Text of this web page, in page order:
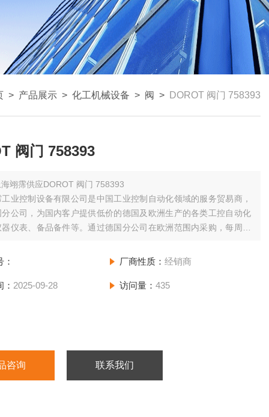
> 产品展示 > 化工机械设备 > 阀 > DOROT 阀门 758393
阀门 758393
海翊霈供应DOROT 阀门 758393
工业控制设备有限公司是中国工业控制自动化领域的服务贸易商，
公司，为国内客户提供低价的德国及欧洲生产的各类工控自动化
仪表、备品备件等。通过德国分公司在欧洲范围内采购，每周日
运发货一次，为您缩短货期。
厂商性质： 经销商
2025-09-28 访问量： 435
咨询 联系我们